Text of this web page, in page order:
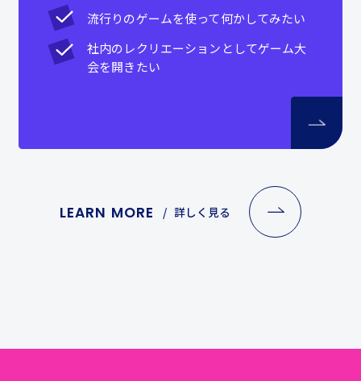
流行りのゲームを使って何かしてみたい
社内のレクリエーションとしてゲーム大
会を開きたい
LEARN MORE 詳しく見る